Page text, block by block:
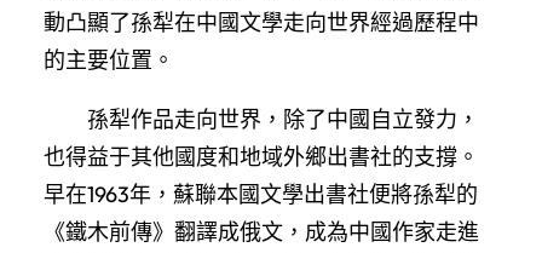
動凸顯了孫犁在中國文學走向世界經過歷程中
的主要位置。
孫犁作品走向世界，除了中國自立發力，
也得益于其他國度和地域外鄉出書社的支撐。
早在1963年，蘇聯本國文學出書社便將孫犁的
《鐵木前傳》翻譯成俄文，成為中國作家走進